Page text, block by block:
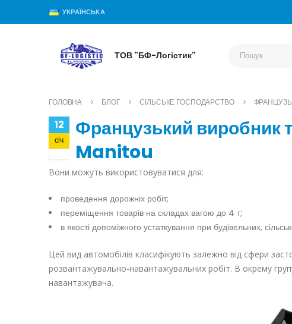
УКРАЇНСЬКА
ТОВ "БФ-Логістик"
ГОЛОВНА БЛОГ СІЛЬСЬКЕ ГОСПОДАРСТВО
12
січ
Французький виробник
Manitou
Вони можуть використовуватися для:
проведення дорожніх робіт;
переміщення товарів на складах вагою до 4 т;
в якості допоміжного устаткування при будівельних,
Цей вид автомобілів класифікують залежно від сфери
розвантажувально-навантажувальних робіт. В окрему
навантажувача.